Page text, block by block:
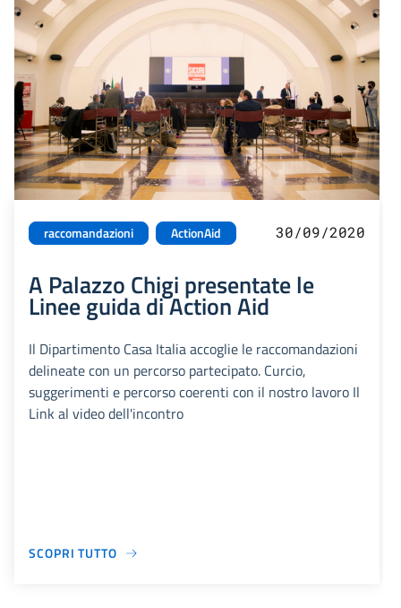
raccomandazioni ActionAid 30/09/2020
A Palazzo Chigi presentate le
Linee guida di Action Aid
Il Dipartimento Casa Italia accoglie le raccomandazioni
delineate con un percorso partecipato. Curcio,
suggerimenti e percorso coerenti con il nostro lavoro Il
Link al video dell'incontro
SCOPRI TUTTO